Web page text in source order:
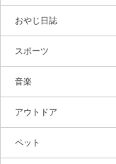
おやじ日誌
スポーツ
音楽
アウトドア
ペット